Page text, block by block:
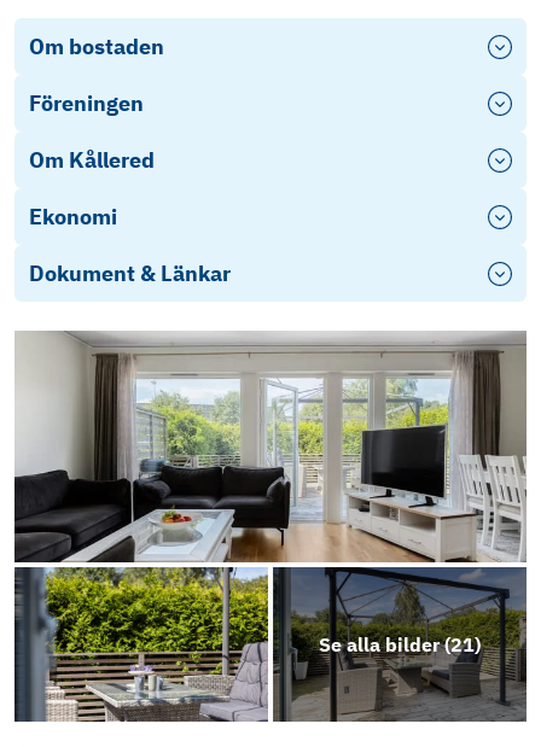
Om bostaden
Föreningen
Om Kållered
Ekonomi
Dokument & Länkar
Energideklaration Sagåsvägen 3, 5 & 7
Energideklaration Sagåsvägen 2, 4, 6 & 8
Stadgar
Se alla bilder (21)